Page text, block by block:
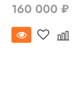
160 000 ₽